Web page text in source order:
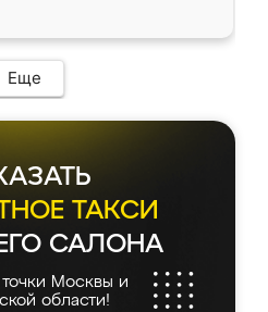
Еще
ТАКСИ
САЛОНА
Москвы и
области!